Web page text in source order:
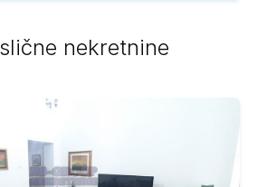
nekretnine